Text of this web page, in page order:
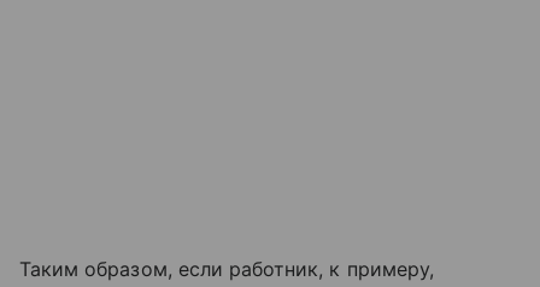
Таким образом, если работник, к примеру,